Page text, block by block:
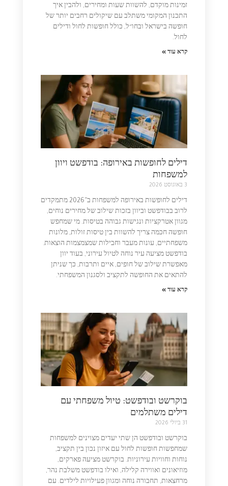
זמינות מוקדם, להשוות שעות ומחירים, ולהבין איך
התכנון המקומי משתלב עם שיקולים רחבים יותר של
חופשה בישראל ובחו״ל, כולל חופשות לחול ודילים
לחול.
קרא עוד »
דילים לחופשות באירופה: בודפשט ויוון
למשפחות
3 באוגוסט 2026
דילים לחופשות באירופה למשפחות ב־2026 מתמקדים
לרוב בבודפשט וביוון בזכות שילוב של מחירים נוחים,
מגוון אטרקציות ונגישות גבוהה בטיסות. מי שמחפש
חופשה חכמה צריך להשוות בין טיסות זולות, מלונות
משפחתיים, עונות מעבר וחבילות שמצמצמות הוצאות.
בודפשט מציעה עיר נוחה לטיול עירוני, בעוד יוון
מאפשרת שילוב של חופים, איים ותרבות, כך שניתן
להתאים את החופשה לתקציב ולסגנון המשפחתי.
קרא עוד »
בוקרשט ובודפשט: טיול משפחתי עם
דילים משתלמים
31 ביולי 2026
בוקרשט ובודפשט הן שתי יעדים מצוינים למשפחות
שמחפשות חופשות לחול עם איזון נכון בין תקציב,
נוחות וחוויות עירוניות. בוקרשט מציעה פארקים,
מוזיאונים ואווירה קלילה, ואילו בודפשט משלבת נהר,
מרחצאות, תחבורה נוחה ומגוון פעילויות לילדים. עם